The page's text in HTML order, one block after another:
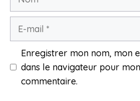
Enregistrer mon nom, mon
dans le navigateur pour
commentaire.